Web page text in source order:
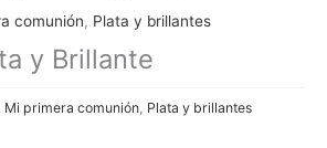
comunión, Plata y brillantes
y Brillante
Mi primera comunión Plata y brillantes